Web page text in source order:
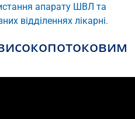
апарату ШВЛ та
відділеннях лікарні.